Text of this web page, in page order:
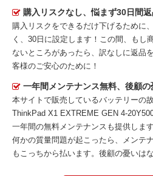
購入リスクなし、悩まず30日間
購入リスクをできるだけ下げるために
く、30日に設定します！この間、もし
ないところがあったら、訳なしに返品
客様のご安心のために！
一年間メンテナンス無料、後顧の
本サイトで販売しているバッテリーの
ThinkPad X1 EXTREME GEN 4-
一年間の無料メンテナンスも提供しま
何かの質量問題が起こったら、メンテ
もこっちから払います。後顧の憂いは